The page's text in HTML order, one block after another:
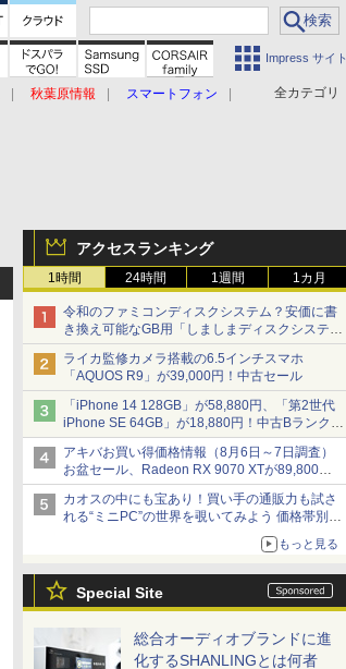
Impress サイト
全カテゴリ
秋葉原情報
スマートフォン
アクセスランキング
1時間 24時間 1週間 1カ月
令和のファミコンディスクシステム？安価に書
き換え可能なGB用「しましまディスクシステ
ム」
ライカ監修カメラ搭載の6.5インチスマホ
「AQUOS R9」が39,000円！中古セール
「iPhone 14 128GB」が58,880円、「第2世代
iPhone SE 64GB」が18,880円！中古Bランク品
セール
アキバお買い得価格情報（8月6日～7日調査）
お盆セール、Radeon RX 9070 XTが89,800
円、水平周波数24.8kHz対応の17型モニターが
9,801円、暑さ指数連動セール ほか
カオスの中にも宝あり！買い手の通販力も試さ
れる“ミニPC”の世界を覗いてみよう 価格帯別に
仕様や特徴を整理、11製品をピックアップ text
もっと見る
Special Site
総合オーディオブランドに進
化するSHANLINGとは何者